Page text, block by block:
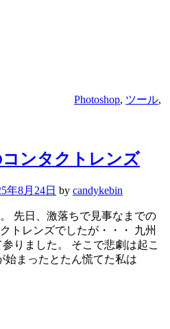
Photoshop, ツール,
ンタクトレンズ
年8月24日 by candykebin
先日、激落ちで見事なまでの
トレンズでしたが・・・ 九州
りました。 そこで悲劇は起こ
始まったとたん慌てた私は